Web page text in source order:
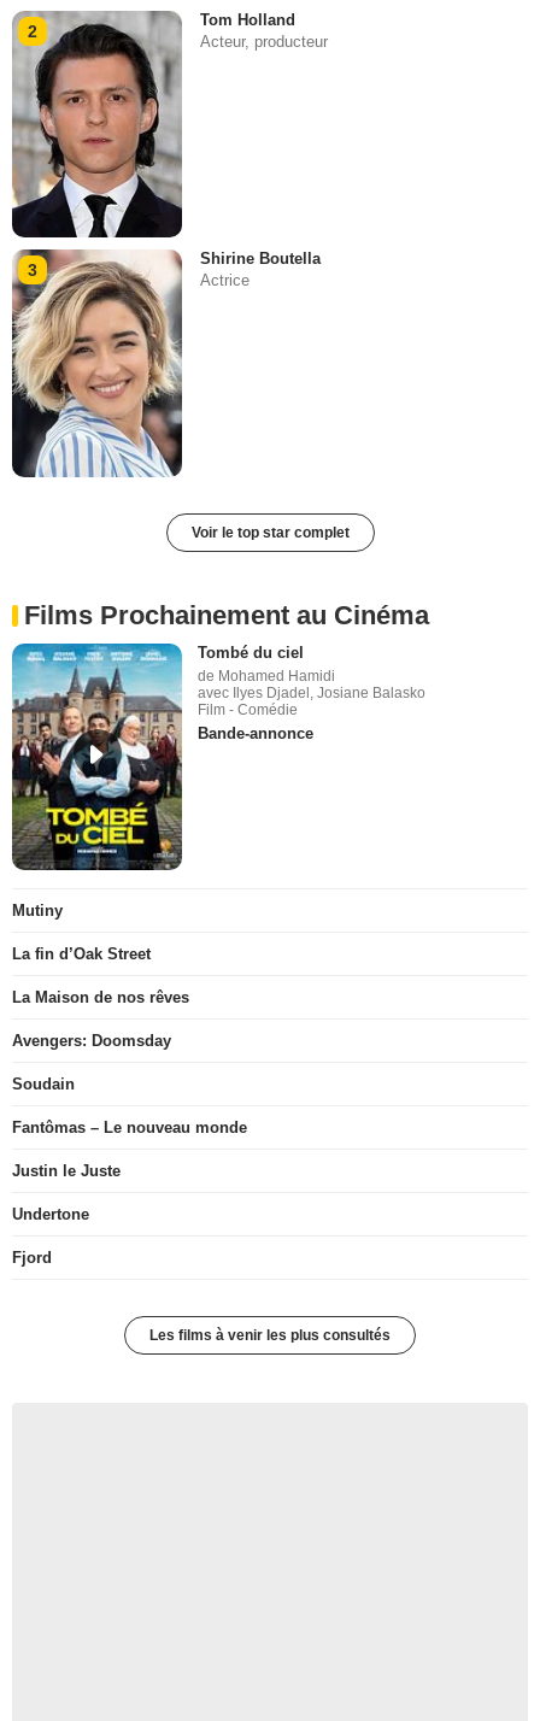
2
Tom Holland
Acteur, producteur
3
Shirine Boutella
Actrice
Voir le top star complet
Films Prochainement au Cinéma
Tombé du ciel
de Mohamed Hamidi
avec Ilyes Djadel, Josiane Balasko
Film - Comédie
Bande-annonce
Mutiny
La fin d’Oak Street
La Maison de nos rêves
Avengers: Doomsday
Soudain
Fantômas – Le nouveau monde
Justin le Juste
Undertone
Fjord
Les films à venir les plus consultés